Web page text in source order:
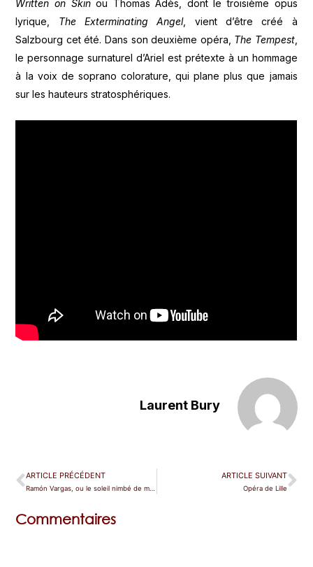
Written on Skinou Thomas Adès, dont le troisième opus
lyrique, The Exterminating Angel, vient d’être créé à
Salzbourg cet été. Dans son deuxième opéra, The Tempest,
le personnage surnaturel d’Ariel est prétexte à un hommage
à la voix de soprano colorature, qui plane plus que jamais
sur les hauteurs stratosphériques.
Laurent Bury
ARTICLE PRÉCÉDENT ARTICLE SUIVANT
Opéra de Lille
Commentaires